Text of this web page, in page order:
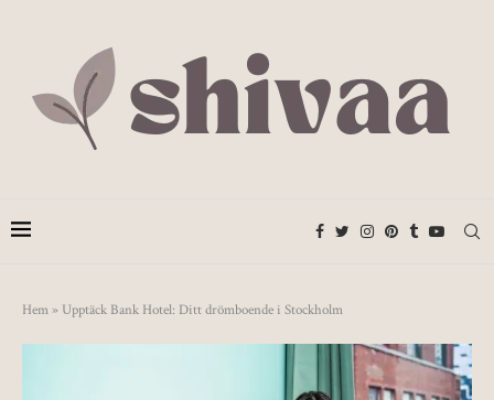
Hem» Upptäck Bank Hotel: Ditt drömboende i Stockholm